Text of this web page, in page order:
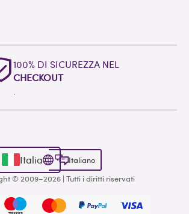
100% DI SICUREZZA NEL
CHECKOUT
Italia
Italiano
© 2009–2026 | Tutti i diritti riservati